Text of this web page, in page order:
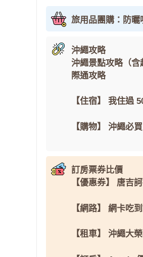
旅用品團購：防
沖繩攻略
沖繩景點攻略（含
際通攻略
【住宿】 我住過
【購物】 沖繩必買
訂房票券比價
【優惠券】
唐吉
【網路】 網卡吃
【租車】 沖繩大